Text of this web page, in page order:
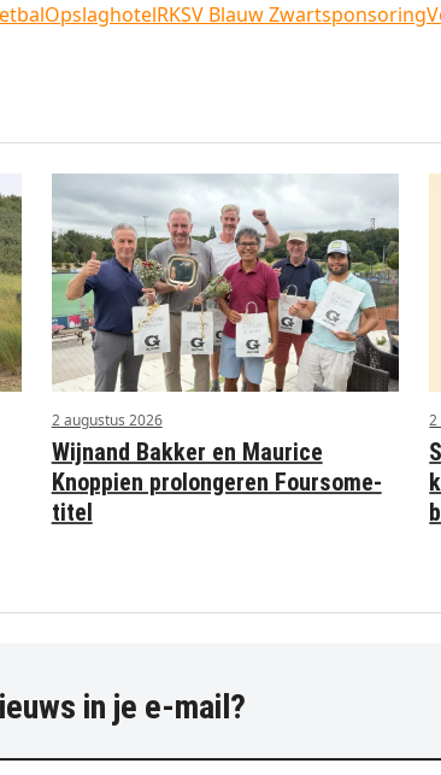
OpslaghotelRKSV Blauw Zwartsponsoring
2 augustus 2026
Wijnand Bakker en Maurice
Knoppien prolongeren Foursome-
titel
2
in je e-mail?